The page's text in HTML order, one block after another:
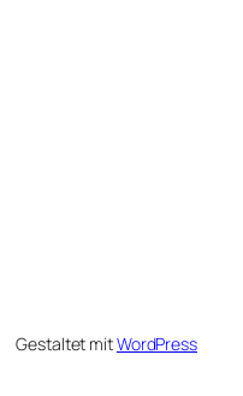
Gestaltet mitWordPress